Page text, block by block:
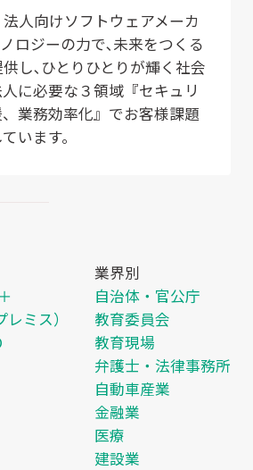
人向けソフトウェアメーカ
ロジーの力で､未来をつくる
し､ひとりひとりが輝く社会
に必要な３領域『セキュリ
業務効率化』でお客様課題
います。
ミス）
業界別
自治体・官公庁
教育委員会
教育現場
弁護士・法律事務所
自動車産業
金融業
医療
建設業